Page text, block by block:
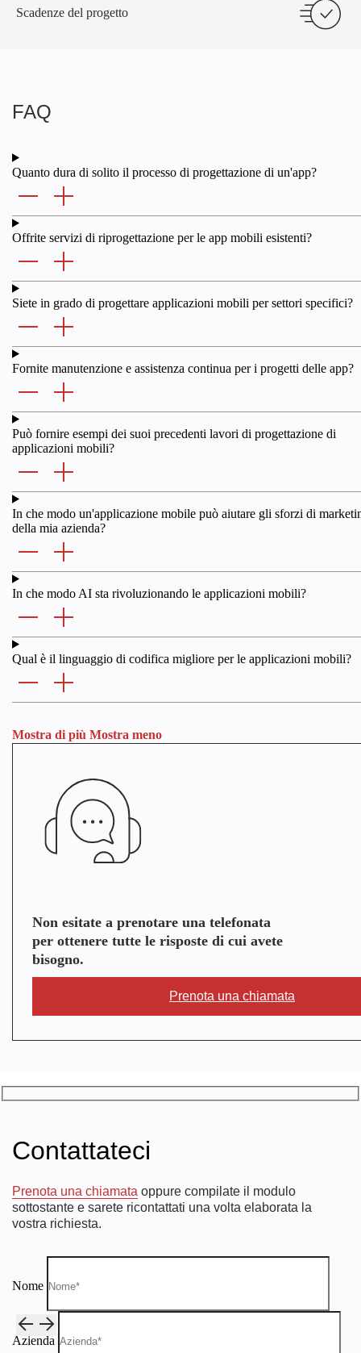
Scadenze del progetto
FAQ
Quanto dura di solito il processo di progettazione di un'app?
Offrite servizi di riprogettazione per le app mobili esistenti?
Siete in grado di progettare applicazioni mobili per settori specifici?
Fornite manutenzione e assistenza continua per i progetti delle app?
Può fornire esempi dei suoi precedenti lavori di progettazione di
applicazioni mobili?
In che modo un'applicazione mobile può aiutare gli sforzi di
della mia azienda?
In che modo AI sta rivoluzionando le applicazioni mobili?
Qual è il linguaggio di codifica migliore per le applicazioni mobili?
Mostra di più Mostra meno
Non esitate a prenotare una telefonata
per ottenere tutte le risposte di cui avete
bisogno.
Prenota una chiamata
Contattateci
Prenota una chiamata oppure compilate il modulo
sottostante e sarete ricontattati una volta elaborata la
vostra richiesta.
Nome
Azienda